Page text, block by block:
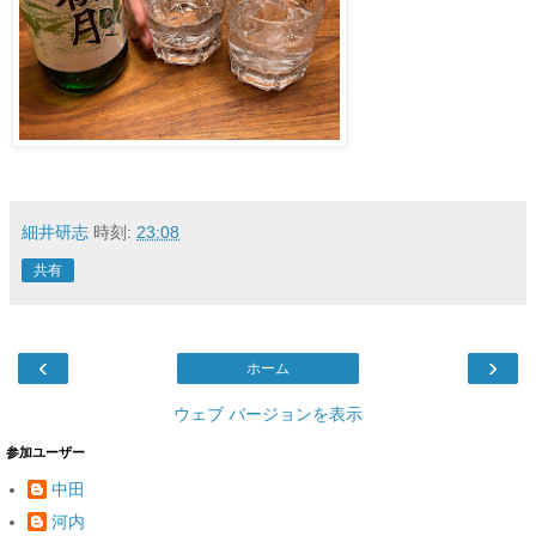
細井研志 時刻: 23:08
共有
‹ ›
ホーム
ウェブ バージョンを表示
参加ユーザー
中田
河内